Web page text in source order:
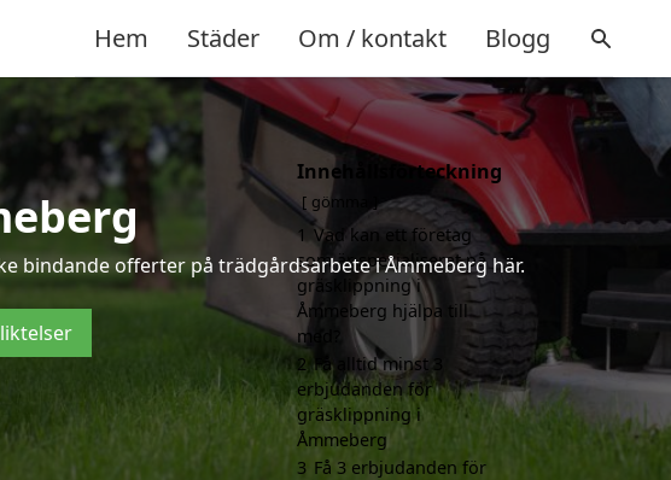
Hem Städer Om / kontakt Blogg
bindande offerter på trädgårdsarbete i Åmmeberg här.
Innehållsförteckning
gömma
1 Vad kan ett företag
som är specialiserat på
gräsklippning i
Åmmeberg hjälpa till
med?
2 Få alltid minst 3
erbjudanden för
gräsklippning i
Åmmeberg
3 Få 3 erbjudanden för